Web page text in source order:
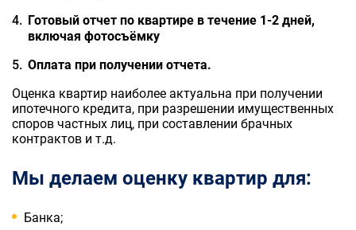
Готовый отчет по квартире в течение 1-2 дней,
включая фотосъёмку
Оплата при получении отчета.
Оценка квартир наиболее актуальна при получении
ипотечного кредита, при разрешении имущественных
споров частных лиц, при составлении брачных
контрактов и т.д.
Мы делаем оценку квартир для:
Банка;